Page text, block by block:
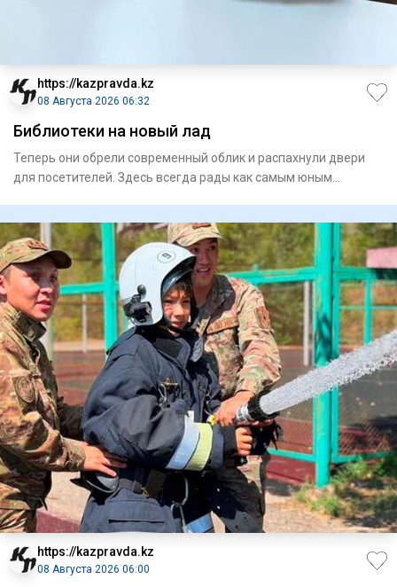
https://kazpravda.kz
08 Августа 2026 06:32
Библиотеки на новый лад
Теперь они обрели современный облик и распахнули двери
для посетителей. Здесь всегда рады как самым юным
https://kazpravda.kz
08 Августа 2026 06:00